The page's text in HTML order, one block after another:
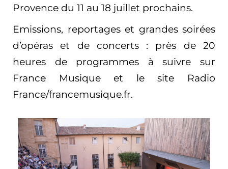
Provence du 11 au 18 juillet prochains.
Emissions, reportages et grandes soirées
d’opéras et de concerts : près de 20
heures de programmes à suivre sur
France Musique et le site Radio
France/francemusique.fr.